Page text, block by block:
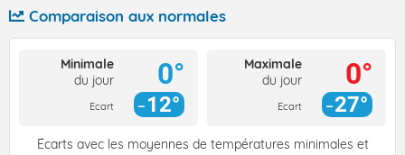
Comparaison aux normales
Minimale
du jour
Ecart
0°
12°
Maximale
du jour
Ecart
0°
27°
Écarts avec les moyennes de températures minimales et